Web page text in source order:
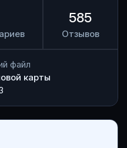
585
Отзывов
файл
карты